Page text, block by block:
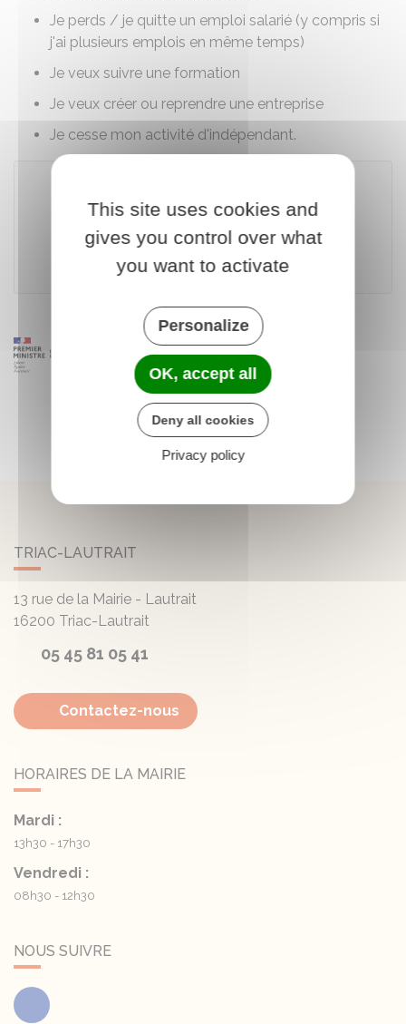
Je perds / je quitte un emploi salarié (y compris si
j'ai plusieurs emplois en même temps)
Je veux suivre une formation
Je veux créer ou reprendre une entreprise
Je cesse mon activité d'indépendant.
Accéder au simulateur
France Travail
TRIAC-LAUTRAIT
13 rue de la Mairie - Lautrait
16200 Triac-Lautrait
05 45 81 05 41
Contactez-nous
HORAIRES DE LA MAIRIE
Mardi :
13h30 - 17h30
Vendredi :
08h30 - 12h30
NOUS SUIVRE
Facebook
This site uses cookies and
gives you control over what
you want to activate
Personalize
OK, accept all
Deny all cookies
Privacy policy